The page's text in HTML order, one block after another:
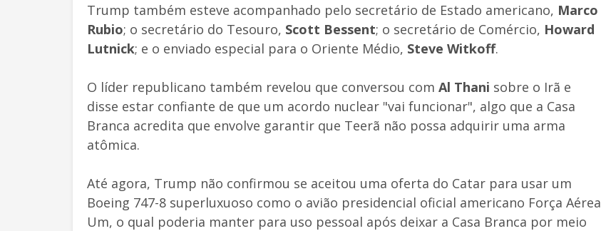
Trump também esteve acompanhado pelo secretário de Estado americano, Marco
Rubio; o secretário do Tesouro, Scott Bessent; o secretário de Comércio, Howard
Lutnick; e o enviado especial para o Oriente Médio, Steve Witkoff.
O líder republicano também revelou que conversou com Al Thani sobre o Irã e
disse estar confiante de que um acordo nuclear "vai funcionar", algo que a Casa
Branca acredita que envolve garantir que Teerã não possa adquirir uma arma
atômica.
Até agora, Trump não confirmou se aceitou uma oferta do Catar para usar um
Boeing 747-8 superluxuoso como o avião presidencial oficial americano Força Aérea
Um, o qual poderia manter para uso pessoal após deixar a Casa Branca por meio